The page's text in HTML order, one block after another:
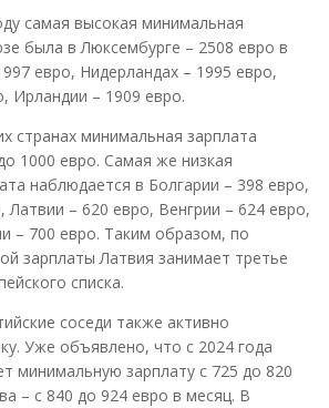
самая высокая минимальная
была в Люксембурге – 2508 евро в
евро, Нидерландах – 1995 евро,
Ирландии – 1909 евро.
странах минимальная зарплата
1000 евро. Самая же низкая
наблюдается в Болгарии – 398 евро,
Латвии – 620 евро, Венгрии – 624 евро,
– 700 евро. Таким образом, по
зарплаты Латвия занимает третье
списка.
соседи также активно
Уже объявлено, что с 2024 года
минимальную зарплату с 725 до 820
– с 840 до 924 евро в месяц. В